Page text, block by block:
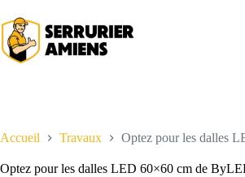
au
contenu
Accueil Travaux Optez pour les dalles
Optez pour les dalles LED 60×60 cm de